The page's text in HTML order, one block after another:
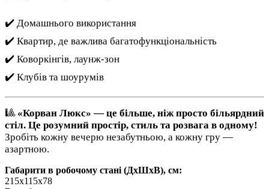
✔️ Домашнього використання
✔️ Квартир, де важлива багатофункціональність
✔️ Коворкінгів, лаунж-зон
✔️ Клубів та шоурумів
🎱 «Корван Люкс» — це більше, ніж просто більярдний
стіл. Це розумний простір, стиль та розвага в одному!
Зробіть кожну вечерю незабутньою, а кожну гру —
азартною.
Габарити в робочому стані (ДхШхВ), см:
215х115x78